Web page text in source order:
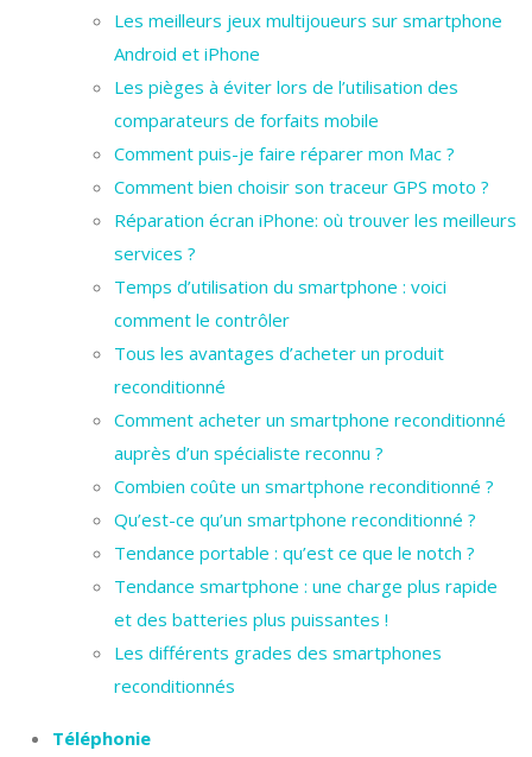
Les meilleurs jeux multijoueurs sur smartphone
Android et iPhone
Les pièges à éviter lors de l’utilisation des
comparateurs de forfaits mobile
Comment puis-je faire réparer mon Mac ?
Comment bien choisir son traceur GPS moto ?
Réparation écran iPhone: où trouver les meilleurs
services ?
Temps d’utilisation du smartphone : voici
comment le contrôler
Tous les avantages d’acheter un produit
reconditionné
Comment acheter un smartphone reconditionné
auprès d’un spécialiste reconnu ?
Combien coûte un smartphone reconditionné ?
Qu’est-ce qu’un smartphone reconditionné ?
Tendance portable : qu’est ce que le notch ?
Tendance smartphone : une charge plus rapide
et des batteries plus puissantes !
Les différents grades des smartphones
reconditionnés
Téléphonie